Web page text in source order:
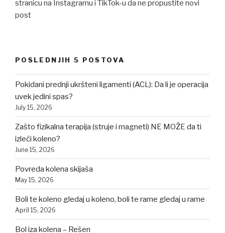
stranicu na Instagramu i TikTok-u da ne propustite novi
post
POSLEDNJIH 5 POSTOVA
Pokidani prednji ukršteni ligamenti (ACL): Da li je operacija
uvek jedini spas?
July 15, 2026
Zašto fizikalna terapija (struje i magneti) NE MOŽE da ti
izleči koleno?
June 15, 2026
Povreda kolena skijaša
May 15, 2026
Boli te koleno gledaj u koleno, boli te rame gledaj u rame
April 15, 2026
Bol iza kolena – Rešen